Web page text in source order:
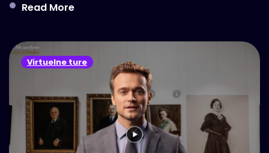
Read More
Virtuelne ture